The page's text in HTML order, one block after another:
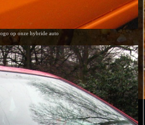
op onze hybride auto